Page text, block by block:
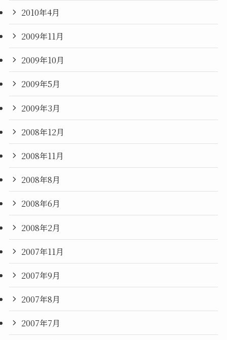
2010年4月
2009年11月
2009年10月
2009年5月
2009年3月
2008年12月
2008年11月
2008年8月
2008年6月
2008年2月
2007年11月
2007年9月
2007年8月
2007年7月